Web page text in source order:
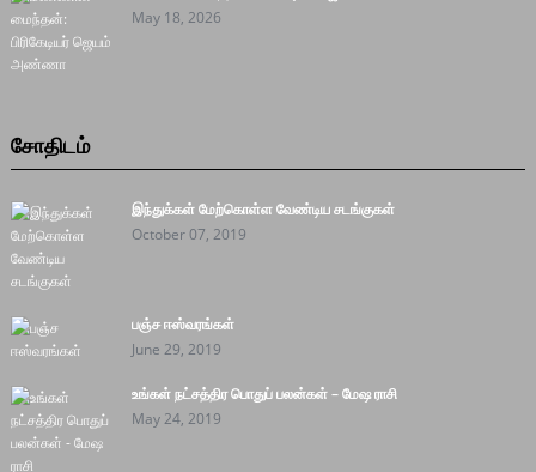
May 18, 2026
சோதிடம்
இந்துக்கள் மேற்கொள்ள வேண்டிய சடங்குகள்
October 07, 2019
பஞ்ச ஈஸ்வரங்கள்
June 29, 2019
உங்கள் நட்சத்திர பொதுப் பலன்கள் – மேஷ ராசி
May 24, 2019